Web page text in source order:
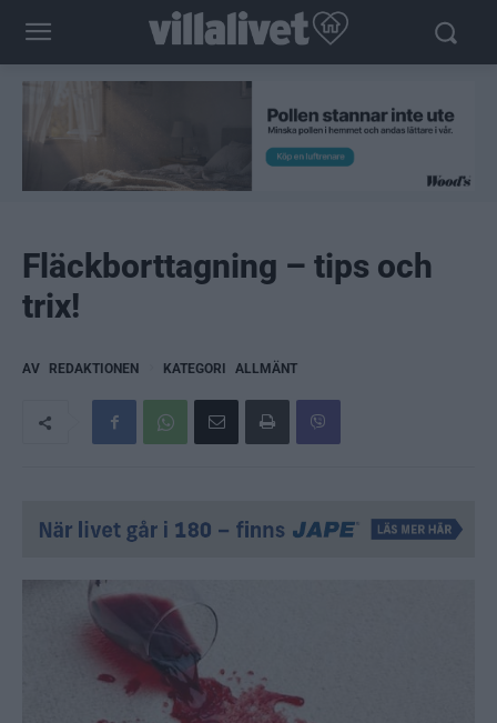
Fläckborttagning – tips och
trix!
AV REDAKTIONEN KATEGORI ALLMÄNT